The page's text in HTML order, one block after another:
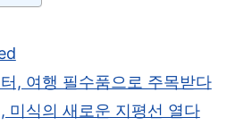
, 여행 필수품으로 주목받다
미식의 새로운 지평선 열다